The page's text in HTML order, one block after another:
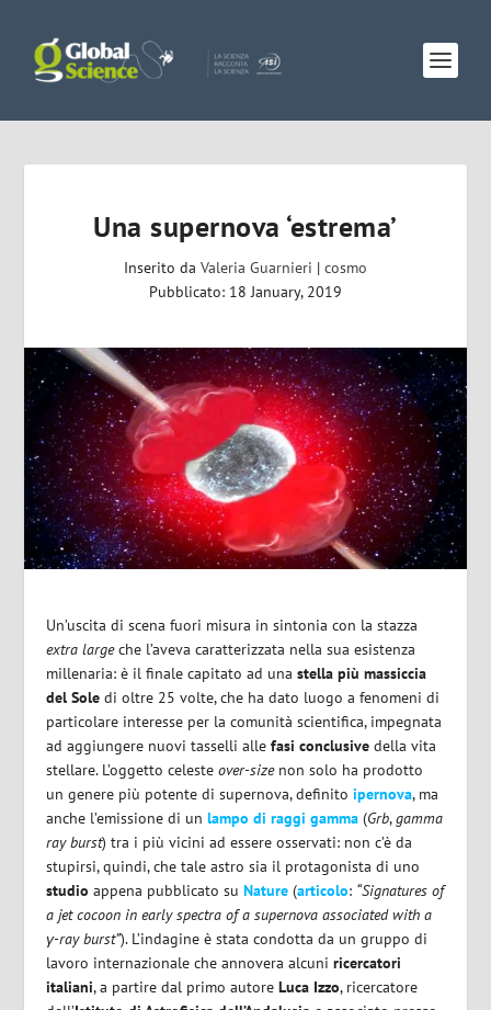
Una supernova ‘estrema’
Inserito da Valeria Guarnieri | cosmo
Pubblicato: 18 January, 2019
Un’uscita di scena fuori misura in sintonia con la stazza
extra largeche l’aveva caratterizzata nella sua esistenza
millenaria: è il finale capitato ad unastella più massiccia
del Sole di oltre 25 volte, che ha dato luogo a fenomeni di
particolare interesse per la comunità scientifica, impegnata
ad aggiungere nuovi tasselli allefasi conclusive della vita
stellare. L’oggetto celesteover-sizenon solo ha prodotto
un genere più potente di supernova, definitoipernova, ma
anche l’emissione di unlampo di raggi gamma (Grb,gamma
ray burst) tra i più vicini ad essere osservati: non c’è da
stupirsi, quindi, che tale astro sia il protagonista di uno
studio appena pubblicato suNature (articolo: “Signatures of
a jet cocoon in early spectra of a supernova associated with a
γ-ray burst”). L’indagine è stata condotta da un gruppo di
lavoro internazionale che annovera alcuniricercatori
italiani, a partire dal primo autoreLuca Izzo, ricercatore